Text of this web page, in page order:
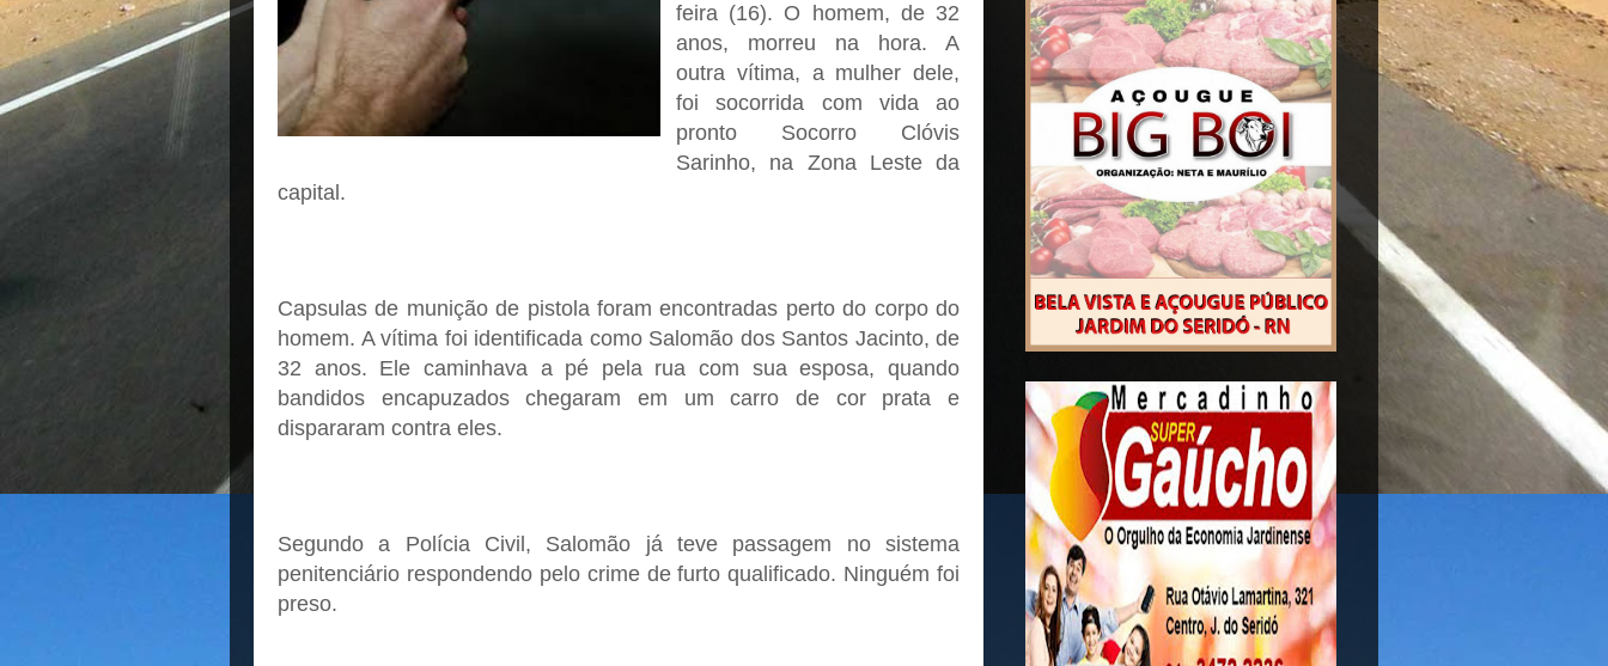
feira (16). O homem, de 32
anos, morreu na hora. A
outra vítima, a mulher dele,
foi socorrida com vida ao
pronto Socorro Clóvis
Sarinho, na Zona Leste da
capital.
Capsulas de munição de pistola foram encontradas perto do corpo do
homem. A vítima foi identificada como Salomão dos Santos Jacinto, de
32 anos. Ele caminhava a pé pela rua com sua esposa, quando
bandidos encapuzados chegaram em um carro de cor prata e
dispararam contra eles.
Segundo a Polícia Civil, Salomão já teve passagem no sistema
penitenciário respondendo pelo crime de furto qualificado. Ninguém foi
preso.